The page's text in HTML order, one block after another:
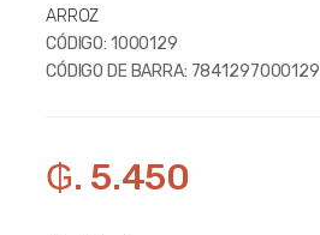
ARROZ
CÓDIGO: 1000129
CÓDIGO DE BARRA: 7841297000129
₲. 5.450